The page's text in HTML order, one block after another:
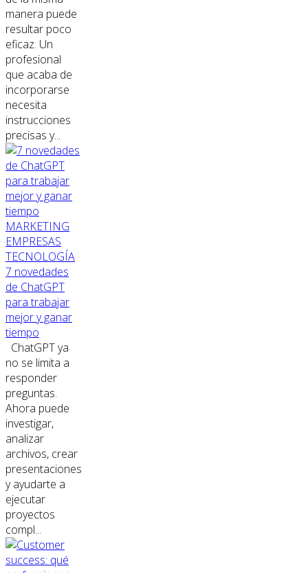
manera puede
resultar poco
eficaz. Un
profesional
que acaba de
incorporarse
necesita
instrucciones
precisas y...
MARKETING
EMPRESAS
TECNOLOGÍA
7 novedades
de ChatGPT
para trabajar
mejor y ganar
tiempo
ChatGPT ya
no se limita a
responder
preguntas.
Ahora puede
investigar,
analizar
archivos, crear
presentaciones
y ayudarte a
ejecutar
proyectos
compl...